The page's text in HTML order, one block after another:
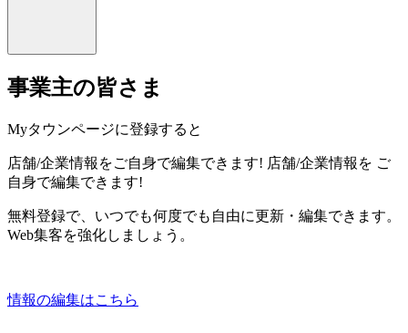
事業主の皆さま
Myタウンページに登録すると
店舗/企業情報をご自身で編集できます! 店舗/企業情報を ご
自身で編集できます!
無料登録で、いつでも何度でも自由に更新・編集できます。
Web集客を強化しましょう。
情報の編集はこちら